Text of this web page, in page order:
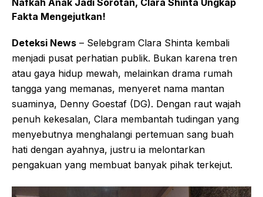
Nafkah Anak Jadi Sorotan, Clara Shinta Ungkap
Fakta Mengejutkan!
Deteksi News – Selebgram Clara Shinta kembali
menjadi pusat perhatian publik. Bukan karena tren
atau gaya hidup mewah, melainkan drama rumah
tangga yang memanas, menyeret nama mantan
suaminya, Denny Goestaf (DG). Dengan raut wajah
penuh kekesalan, Clara membantah tudingan yang
menyebutnya menghalangi pertemuan sang buah
hati dengan ayahnya, justru ia melontarkan
pengakuan yang membuat banyak pihak terkejut.